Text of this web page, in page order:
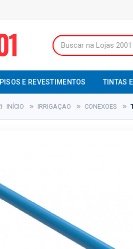
PISOS E REVESTIMENTOS TINTAS
INÍCIO IRRIGAÇAO CONEXOES